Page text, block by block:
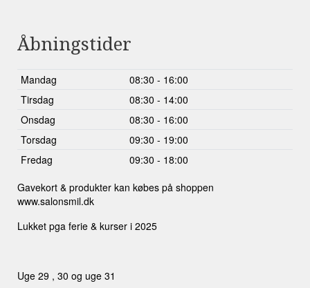
Åbningstider
Mandag
08:30 - 16:00
Tirsdag
08:30 - 14:00
Onsdag
08:30 - 16:00
Torsdag
09:30 - 19:00
Fredag
09:30 - 18:00
Gavekort & produkter kan købes på shoppen
www.salonsmil.dk
Lukket pga ferie & kurser i 2025
Uge 29 , 30 og uge 31